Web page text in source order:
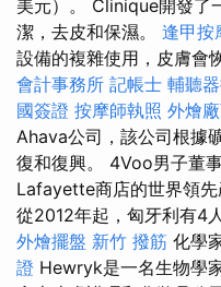
美元）。 Clinique開發了
潔，去皮和保濕。 逢甲按
設備的複雜使用，皮膚會
會計事務所 記帳士 輔聽
國簽證 按摩師執照 外燴
Ahava公司，該公司根據
復和復興。 4Voo男子董
Lafayette商店的世界領先
從2012年起，匈牙利有4
外燴擺盤 新竹 撥筋 化學
證 Hewryk是一名生物學